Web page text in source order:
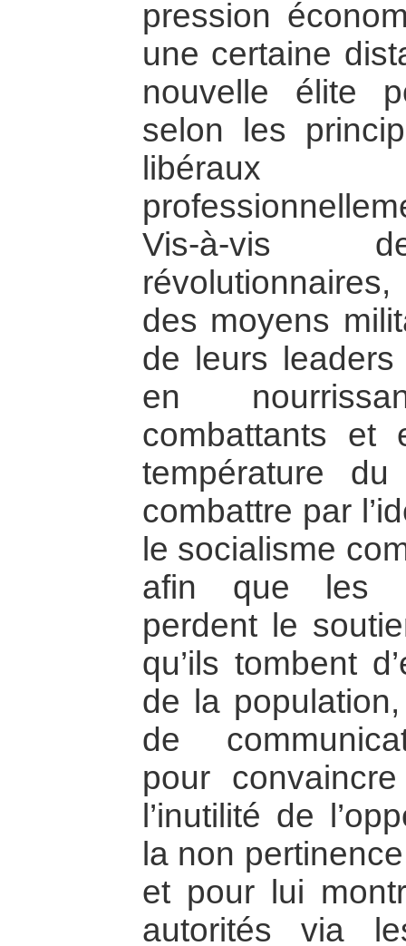
pression
une certaine
nouvelle élite
selon les
libéraux
Vis-à-vis
des moyens
de leurs
en
combattants et
température
combattre par
le socialisme
afin que les
perdent le
qu’ils tombent
de la
de
pour
l’inutilité de
la non
et pour lui
autorités via